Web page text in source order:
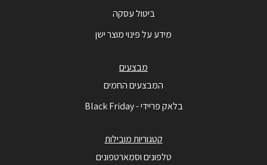
ביטול עסקה
מידע על פינוי מוצר ישן
מבצעים
המבצעים החמים
בלאק פריידי - Black Friday
קטגוריות מובילות
טלפונים וסמארטפונים